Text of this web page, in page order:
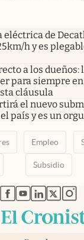
eléctrica de
h y es
a los
para siempre
cláusula
el nuevo
país y es un
Empleo
Subsidio
abre en nueva
abre enabre en
abre